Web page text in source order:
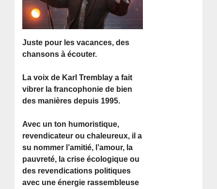
Juste pour les vacances, des
chansons à écouter.
La voix de Karl Tremblay a fait
vibrer la francophonie de bien
des manières depuis 1995.
Avec un ton humoristique,
revendicateur ou chaleureux, il a
su nommer l’amitié, l’amour, la
pauvreté, la crise écologique ou
des revendications politiques
avec une énergie rassembleuse